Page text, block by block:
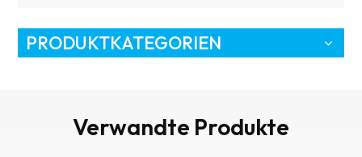
PRODUKTKATEGORIEN
Verwandte Produkte